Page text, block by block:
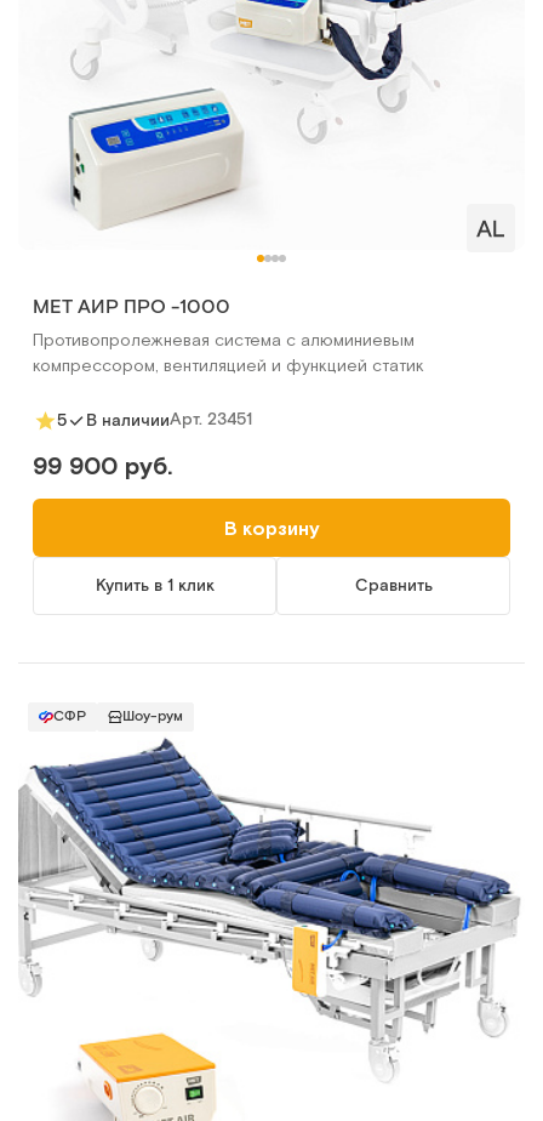
MET АИР ПРО -1000
Противопролежневая система с алюминиевым
компрессором, вентиляцией и функцией статик
5 В наличииАрт. 23451
99 900 руб.
В корзину
Купить в 1 клик Сравнить
СФР Шоу-рум